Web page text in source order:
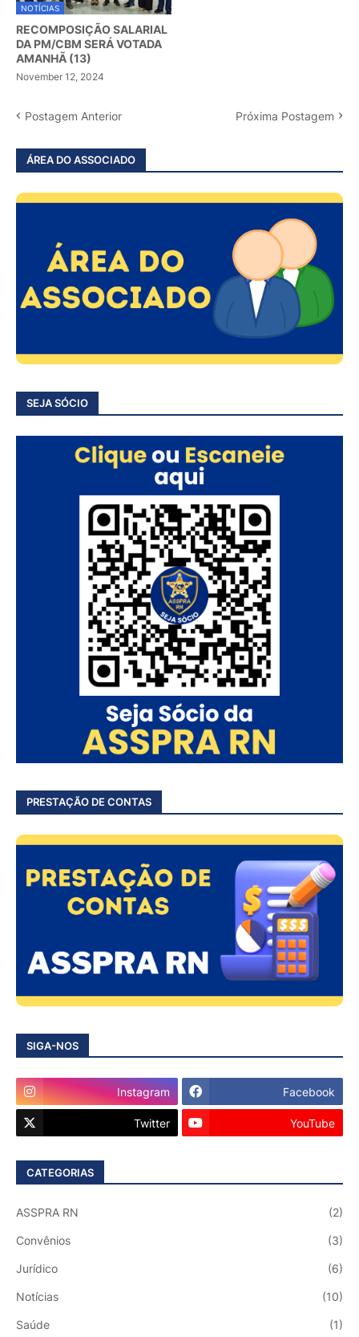
NOTÍCIAS
RECOMPOSIÇÃO SALARIAL
DA PM/CBM SERÁ VOTADA
AMANHÃ (13)
November 12, 2024
Postagem Anterior Próxima Postagem
ÁREA DO ASSOCIADO
SEJA SÓCIO
PRESTAÇÃO DE CONTAS
SIGA-NOS
Instagram Facebook
Twitter YouTube
CATEGORIAS
ASSPRA RN (2)
Convênios (3)
Jurídico (6)
Notícias (10)
Saúde (1)